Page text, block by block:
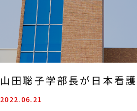
山田聡子学部長が日本看
2022.06.21